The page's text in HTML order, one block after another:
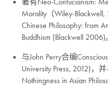
Morality（Wiley-
Chinese Philosophy: from
Buddhism (Blackwell 2006)。
与John Perry合编
University Press, 2012)，
Nothingness in Asian